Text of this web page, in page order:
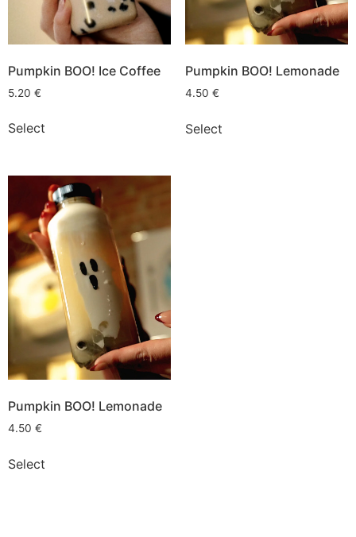
Pumpkin BOO! Ice Coffee
5.20 €
Select
Pumpkin BOO! Lemonade
4.50 €
Select
Pumpkin BOO! Lemonade
4.50 €
Select